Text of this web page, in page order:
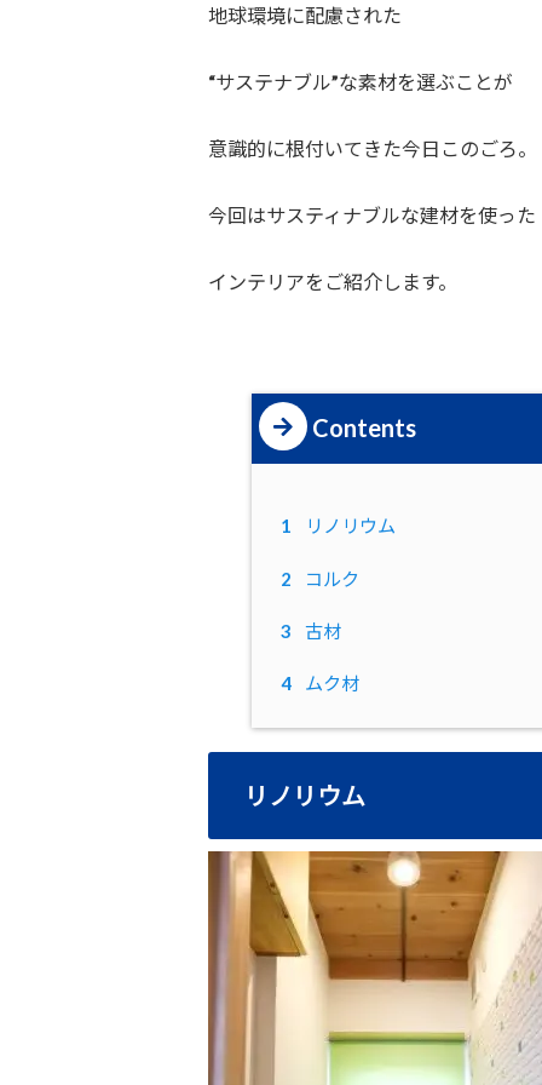
地球環境に配慮された
“サステナブル”な素材を選ぶことが
意識的に根付いてきた今日このごろ。
今回はサスティナブルな建材を使った
インテリアをご紹介します。
Contents
1 リノリウム
2 コルク
3 古材
4 ムク材
リノリウム